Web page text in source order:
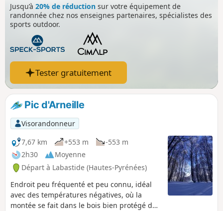
Jusqu’à 20% de réduction sur votre équipement de
randonnée chez nos enseignes partenaires, spécialistes des
sports outdoor.
Tester gratuitement
Pic d'Arneille
Visorandonneur
7,67 km
+553 m
-553 m
2h30
Moyenne
Départ à Labastide (Hautes-Pyrénées)
Endroit peu fréquenté et peu connu, idéal
avec des températures négatives, où la
montée se fait dans le bois bien protégé du